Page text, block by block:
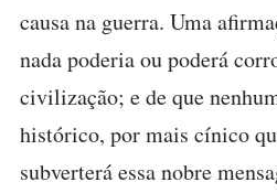
causa na guerra. Uma
nada poderia ou poderá
civilização; e de que
histórico, por mais cínico
subverterá essa nobre